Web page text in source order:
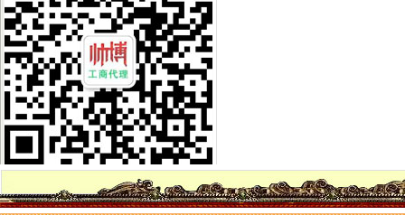
重庆渝中区
重庆渝中区一季度同比下降4.2%民列出三条防范建议-新闻频道-
重庆渝中区两路口重庆村社区卫生服务站周边的宾馆
重庆渝中区山城曲艺场介绍--重庆渝中区山城曲艺场演出信息-卖票网【
重庆代办营业执照
重庆营业执照遗失,补办流程及所需资料-时空商城交流版-时空网
公司是做品牌服装代理的,公司在成都办理的营业执照,在重庆设立
重庆锦钰财务咨询部：公司主营业务为代办工商执照、代理企业建账、
重庆代办公司
重庆代办公司验资报告,代办验资报告,验资报告代办费用-
重庆代办公司验资报告,代办验资报告,验资报告代办费用-